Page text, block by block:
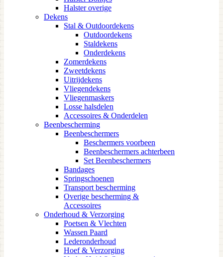
Halster overige
Dekens
Stal & Outdoordekens
Outdoordekens
Staldekens
Onderdekens
Zomerdekens
Zweetdekens
Uitrijdekens
Vliegendekens
Vliegenmaskers
Losse halsdelen
Accessoires & Onderdelen
Beenbescherming
Beenbeschermers
Beschermers voorbeen
Beenbeschermers achterbeen
Set Beenbeschermers
Bandages
Springschoenen
Transport bescherming
Overige bescherming &
Accessoires
Onderhoud & Verzorging
Poetsen & Vlechten
Wassen Paard
Lederonderhoud
Hoef & Verzorging